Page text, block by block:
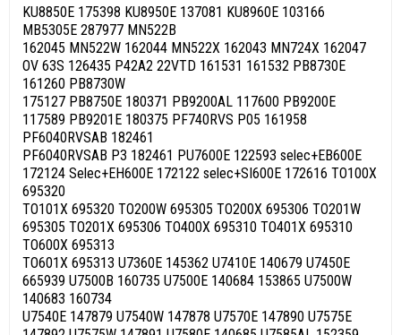
KU8850E 175398 KU8950E 137081 KU8960E 103166
MB5305E 287977 MN522B
162045 MN522W 162044 MN522X 162043 MN724X 162047
OV 63S 126435 P42A2 22VTD 161531 161532 PB8730E
161260 PB8730W
175127 PB8750E 180371 PB9200AL 117600 PB9200E
117589 PB9201E 180375 PF740RVS P05 161958
PF6040RVSAB 182461
PF6040RVSAB P3 182461 PU7600E 122593 selec+EB600E
172124 Selec+EH600E 172122 selec+SI600E 172616 TO100X
695320
TO101X 695320 TO200W 695305 TO200X 695306 TO201W
695305 TO201X 695306 TO400X 695310 TO401X 695310
TO600X 695313
TO601X 695313 U7360E 145362 U7410E 140679 U7450E
665939 U7500B 160735 U7500E 140684 153865 U7500W
140683 160734
U7540E 147879 U7540W 147878 U7570E 147890 U7575E